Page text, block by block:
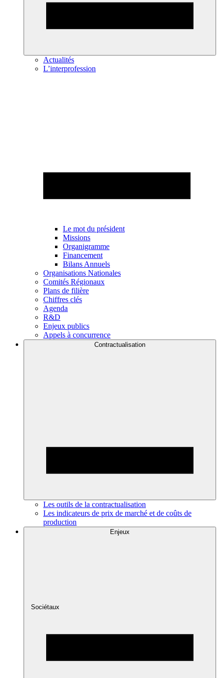
Actualités
L’interprofession
Le mot du président
Missions
Organigramme
Financement
Bilans Annuels
Organisations Nationales
Comités Régionaux
Plans de filière
Chiffres clés
Agenda
R&D
Enjeux publics
Appels à concurrence
Contractualisation
Les outils de la contractualisation
Les indicateurs de prix de marché et de coûts de
production
Enjeux
Sociétaux